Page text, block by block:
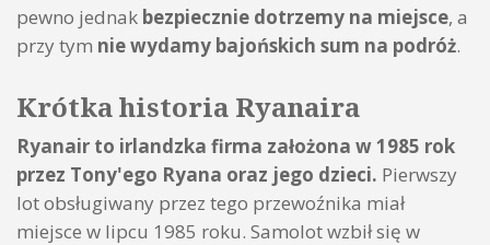
pewno jednak bezpiecznie dotrzemy na miejsce, a
przy tym nie wydamy bajońskich sum na podróż.
Krótka historia Ryanaira
Ryanair to irlandzka firma założona w 1985 rok
przez Tony'ego Ryana oraz jego dzieci. Pierwszy
lot obsługiwany przez tego przewoźnika miał
miejsce w lipcu 1985 roku. Samolot wzbił się w